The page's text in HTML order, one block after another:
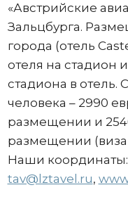
«Австрийские
Зальцбурга.
города (отель
отеля на стадион
стадиона в отель.
человека – 2990
размещении и
размещении
Наши координаты:
tav@lztavel.ru,